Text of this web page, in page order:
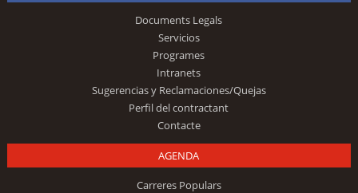
Documents Legals
Servicios
Programes
Intranets
Sugerencias y Reclamaciones/Quejas
Perfil del contractant
Contacte
AGENDA
Carreres Populars